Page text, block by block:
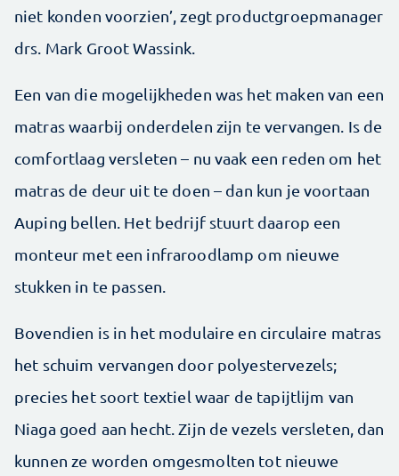
niet konden voorzien’, zegt productgroepmanager
drs. Mark Groot Wassink.
Een van die mogelijkheden was het maken van een
matras waarbij onderdelen zijn te vervangen. Is de
comfortlaag versleten – nu vaak een reden om het
matras de deur uit te doen – dan kun je voortaan
Auping bellen. Het bedrijf stuurt daarop een
monteur met een infraroodlamp om nieuwe
stukken in te passen.
Bovendien is in het modulaire en circulaire matras
het schuim vervangen door polyestervezels;
precies het soort textiel waar de tapijtlijm van
Niaga goed aan hecht. Zijn de vezels versleten, dan
kunnen ze worden omgesmolten tot nieuwe